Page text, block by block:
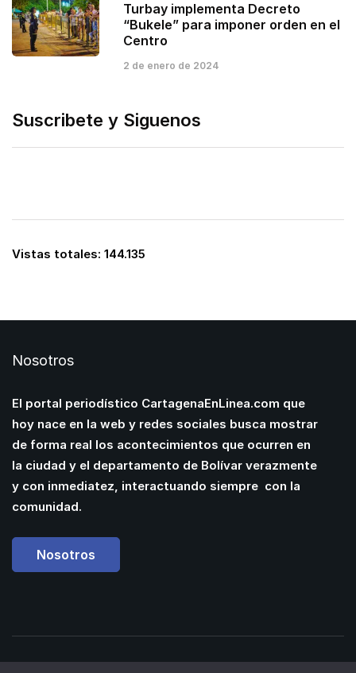
Turbay implementa Decreto
“Bukele” para imponer orden en el
Centro
2 de enero de 2024
Suscribete y Siguenos
Vistas totales: 144.135
Nosotros
El portal periodístico CartagenaEnLinea.com que
hoy nace en la web y redes sociales busca mostrar
de forma real los acontecimientos que ocurren en
la ciudad y el departamento de Bolívar verazmente
y con inmediatez, interactuando siempre con la
comunidad.
Nosotros